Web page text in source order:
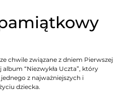
chwile związane z dniem Pierwszej
“Niezwykła Uczta”, który
z najważniejszych i
dziecka.